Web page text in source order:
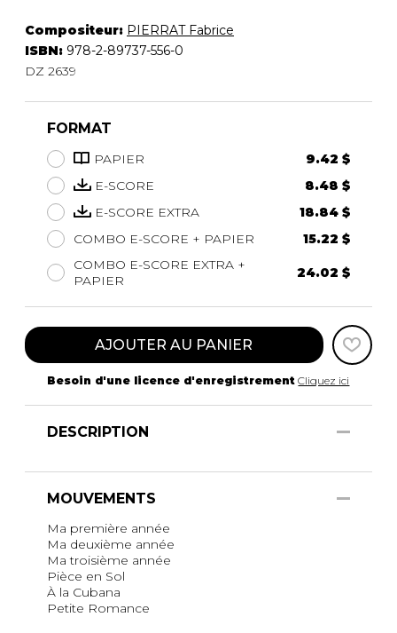
Compositeur: PIERRAT Fabrice
ISBN: 978-2-89737-556-0
DZ 2639
FORMAT
PAPIER
9.42 $
E-SCORE
8.48 $
E-SCORE EXTRA
18.84 $
COMBO E-SCORE + PAPIER
15.22 $
COMBO E-SCORE EXTRA +
PAPIER
24.02 $
AJOUTER AU PANIER
Besoin d'une licence d'enregistrement Cliquez ici
DESCRIPTION
MOUVEMENTS
Ma première année
Ma deuxième année
Ma troisième année
Pièce en Sol
À la Cubana
Petite Romance